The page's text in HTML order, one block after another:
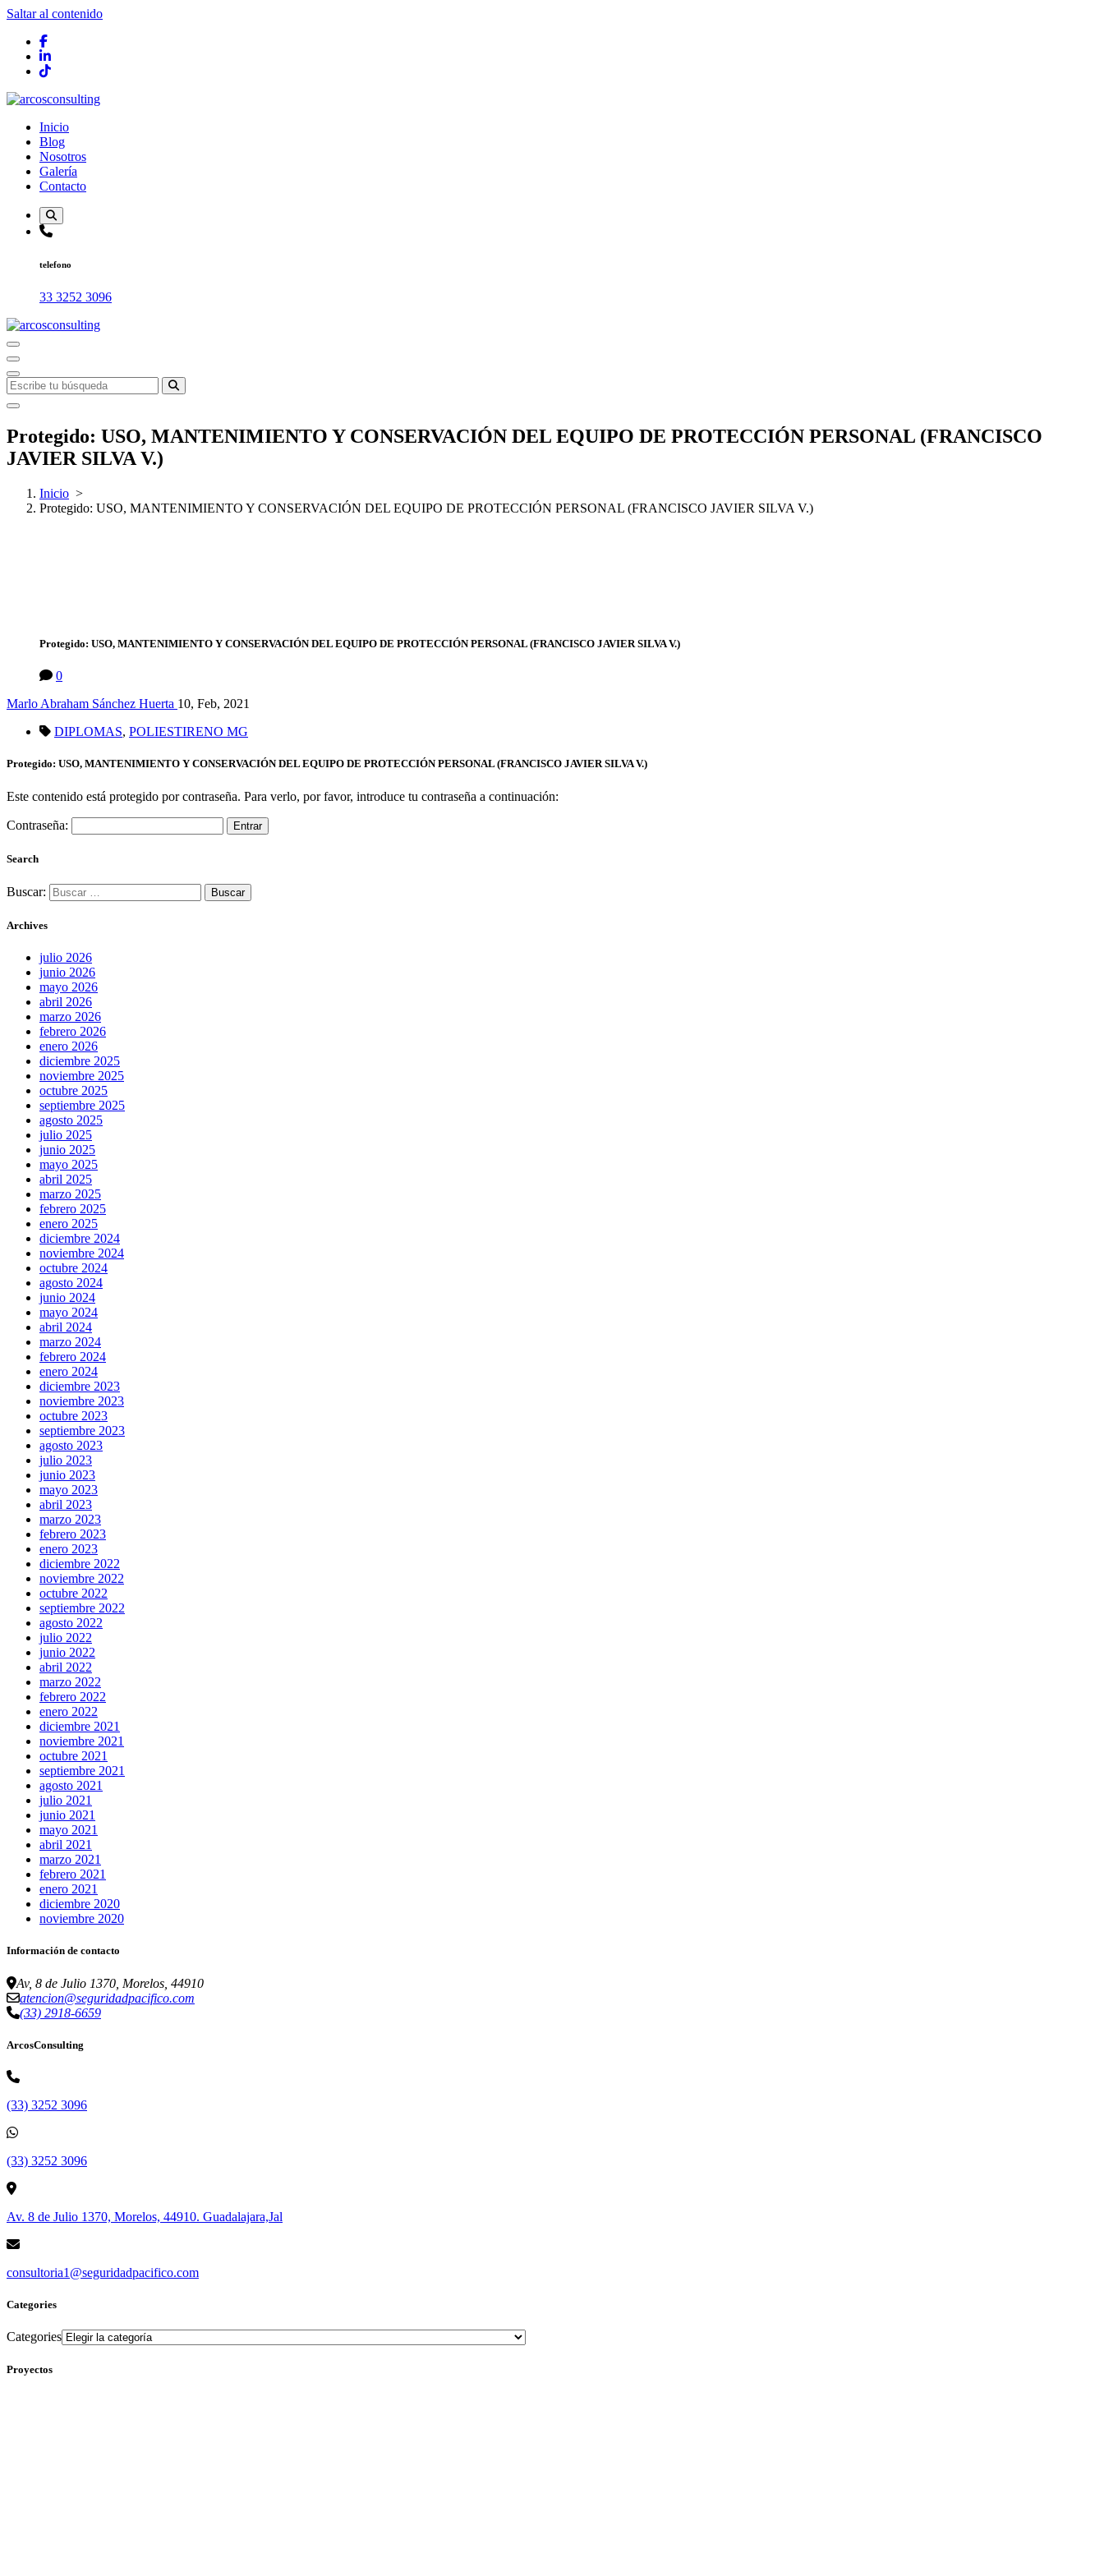
Saltar al contenido
Consultoría
Inicio
Blog
Nosotros
Galería
Contacto
telefono
33 3252 3096
Protegido: USO, MANTENIMIENTO Y CONSERVACIÓN DEL EQUIPO DE PROTECCIÓN PERSONAL (FRANCISCO
JAVIER SILVA V.)
Inicio >
Protegido: USO, MANTENIMIENTO Y CONSERVACIÓN DEL EQUIPO DE PROTECCIÓN PERSONAL (FRANCISCO JAVIER SILVA V.)
Protegido: USO, MANTENIMIENTO Y CONSERVACIÓN DEL EQUIPO DE PROTECCIÓN PERSONAL (FRANCISCO JAVIER SILVA V.)
0
Marlo Abraham Sánchez Huerta 10, Feb, 2021
DIPLOMAS, POLIESTIRENO MG
Protegido: USO, MANTENIMIENTO Y CONSERVACIÓN DEL EQUIPO DE PROTECCIÓN PERSONAL (FRANCISCO JAVIER SILVA V.)
Este contenido está protegido por contraseña. Para verlo, por favor, introduce tu contraseña a continuación:
Contraseña:
Search
Buscar:
Archives
julio 2026
junio 2026
mayo 2026
abril 2026
marzo 2026
febrero 2026
enero 2026
diciembre 2025
noviembre 2025
octubre 2025
septiembre 2025
agosto 2025
julio 2025
junio 2025
mayo 2025
abril 2025
marzo 2025
febrero 2025
enero 2025
diciembre 2024
noviembre 2024
octubre 2024
agosto 2024
junio 2024
mayo 2024
abril 2024
marzo 2024
febrero 2024
enero 2024
diciembre 2023
noviembre 2023
octubre 2023
septiembre 2023
agosto 2023
julio 2023
junio 2023
mayo 2023
abril 2023
marzo 2023
febrero 2023
enero 2023
diciembre 2022
noviembre 2022
octubre 2022
septiembre 2022
agosto 2022
julio 2022
junio 2022
abril 2022
marzo 2022
febrero 2022
enero 2022
diciembre 2021
noviembre 2021
octubre 2021
septiembre 2021
agosto 2021
julio 2021
junio 2021
mayo 2021
abril 2021
marzo 2021
febrero 2021
enero 2021
diciembre 2020
noviembre 2020
Información de contacto
Av, 8 de Julio 1370, Morelos, 44910
atencion@seguridadpacifico.com
(33) 2918-6659
ArcosConsulting
(33) 3252 3096
(33) 3252 3096
Av. 8 de Julio 1370, Morelos, 44910. Guadalajara,Jal
consultoria1@seguridadpacifico.com
Categories
Categories
Proyectos